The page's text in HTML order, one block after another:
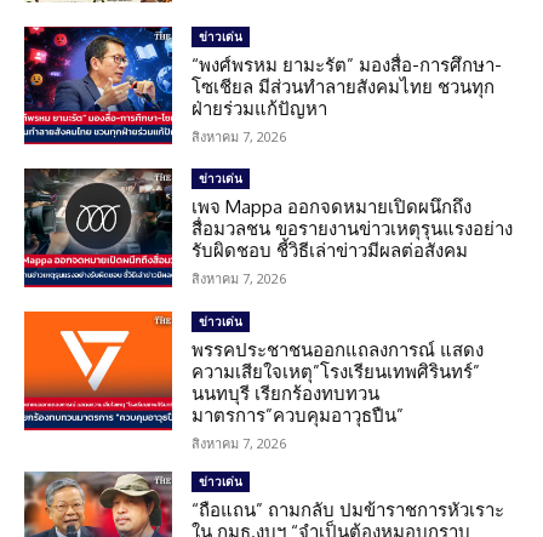
ข่าวเด่น
“พงศ์พรหม ยามะรัต” มองสื่อ-การศึกษา-
โซเชียล มีส่วนทำลายสังคมไทย ชวนทุก
ฝ่ายร่วมแก้ปัญหา
สิงหาคม 7, 2026
ข่าวเด่น
เพจ Mappa ออกจดหมายเปิดผนึกถึง
สื่อมวลชน ขอรายงานข่าวเหตุรุนแรงอย่าง
รับผิดชอบ ชี้วิธีเล่าข่าวมีผลต่อสังคม
สิงหาคม 7, 2026
ข่าวเด่น
พรรคประชาชนออกแถลงการณ์ แสดง
ความเสียใจเหตุ”โรงเรียนเทพศิรินทร์”
นนทบุรี เรียกร้องทบทวน
มาตรการ”ควบคุมอาวุธปืน”
สิงหาคม 7, 2026
ข่าวเด่น
“ถือแถน” ถามกลับ ปมข้าราชการหัวเราะ
ใน กมธ.งบฯ “จำเป็นต้องหมอบกราบ